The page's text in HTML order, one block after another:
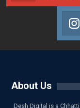
About Us
Desh Digital is a